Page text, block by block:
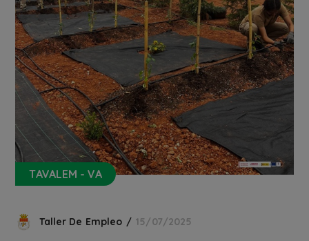
TAVALEM - VA
Taller De Empleo 15/07/2025